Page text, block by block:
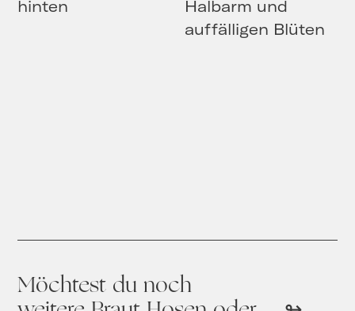
Möchtest du noch